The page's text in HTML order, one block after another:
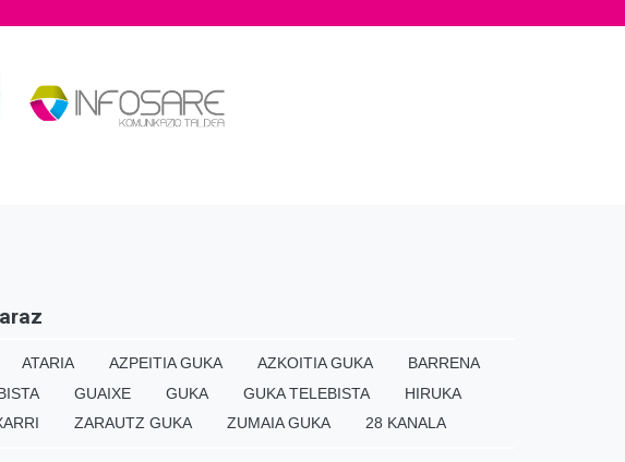
ATARIA AZPEITIA GUKA AZKOITIA GUKA
BARRENA
GUAIXE GUKA GUKA TELEBISTA
HIRUKA
ZARAUTZ GUKA ZUMAIA GUKA 28 KANALA